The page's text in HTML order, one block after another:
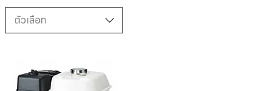
ตัวเลือก